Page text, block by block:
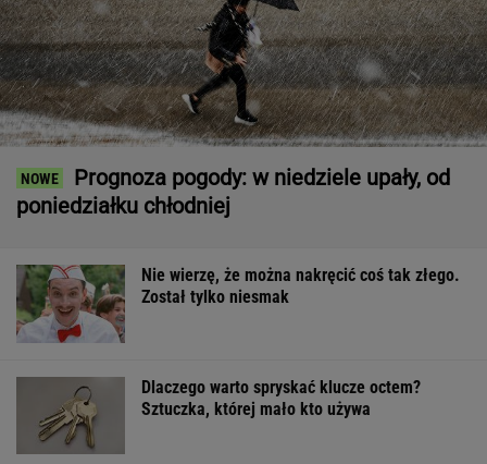
Prognoza pogody: w niedziele upały, od
poniedziałku chłodniej
Nie wierzę, że można nakręcić coś tak złego.
Został tylko niesmak
Dlaczego warto spryskać klucze octem?
Sztuczka, której mało kto używa